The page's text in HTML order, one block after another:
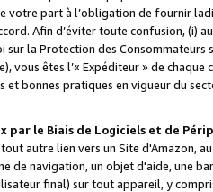
votre part à l’obligation de fournir
Afin d’éviter toute confusion, (i)
sur la Protection des
vous êtes l’« Expéditeur » de
et bonnes pratiques en vigueur du
par le Biais de Logiciels et de
autre lien vers un Site d'Amazon,
de navigation, un objet d'aide, une
final) sur tout appareil, y